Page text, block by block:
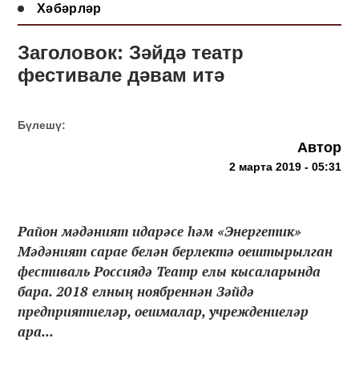
Хәбәрләр
Заголовок: Зәйдә театр
фестивале дәвам итә
Бүлешү:
Автор
2 марта 2019 - 05:31
Район мәдәният идарәсе һәм «Энергетик»
Мәдәният сарае белән берлектә оештырылган
фестиваль Россиядә Театр елы кысаларында
бара. 2018 елның ноябреннән Зәйдә
предприятиеләр, оешмалар, учреждениеләр
ара...